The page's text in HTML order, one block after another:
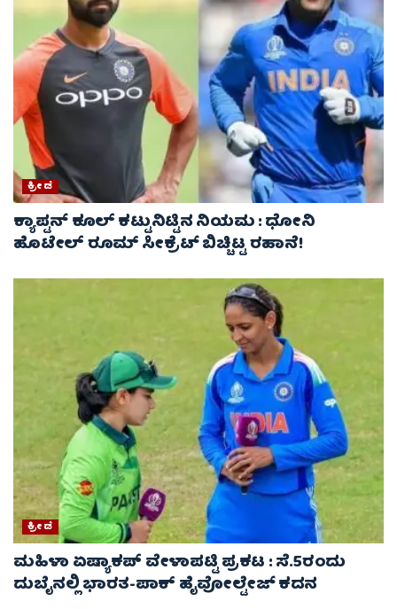
ಕ್ರೀಡೆ
ಕ್ಯಾಪ್ಟನ್ ಕೂಲ್ ಕಟ್ಟುನಿಟ್ಟಿನ ನಿಯಮ : ಧೋನಿ
ಹೊಟೇಲ್ ರೂಮ್ ಸೀಕ್ರೆಟ್ ಬಿಚ್ಚಿಟ್ಟ ರಹಾನೆ!
ಕ್ರೀಡೆ
ಮಹಿಳಾ ಏಷ್ಯಾಕಪ್ ವೇಳಾಪಟ್ಟಿ ಪ್ರಕಟ : ಸೆ.5ರಂದು
ದುಬೈನಲ್ಲಿ ಭಾರತ-ಪಾಕ್‌ ಹೈವೋಲ್ಟೇಜ್ ಕದನ